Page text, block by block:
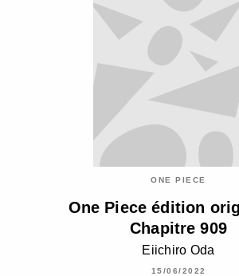
ONE PIECE
One Piece édition
Chapitre 909
Eiichiro Oda
15/06/2022